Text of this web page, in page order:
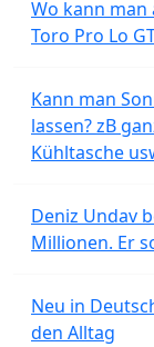
Wo kann man
Toro Pro Lo
Kann man
lassen? zB
Kühltasche
Deniz Undav
Millionen. Er
Neu in
den Alltag